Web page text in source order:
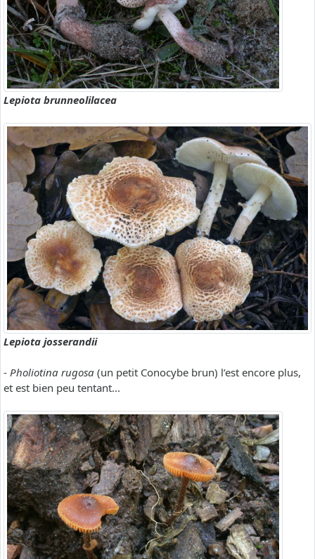
Lepiota brunneolilacea
Lepiota josserandii
- Pholiotina rugosa (un petit Conocybe brun) l’est encore plus,
et est bien peu tentant...